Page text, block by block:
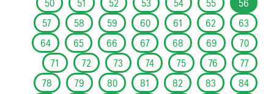
57
58 59 60 61 62
63
64
65 66 67 68 69
70
71
72 73 74 75 76
77
78
79 80 81 82 83
84